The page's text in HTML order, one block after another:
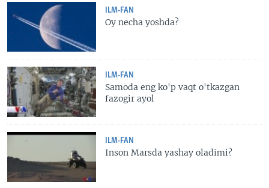
ILM-FAN
Oy necha yoshda?
ILM-FAN
Samoda eng ko'p vaqt o'tkazgan
fazogir ayol
ILM-FAN
Inson Marsda yashay oladimi?